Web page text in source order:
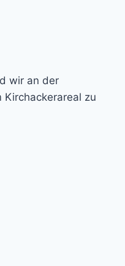
wir an der
zu